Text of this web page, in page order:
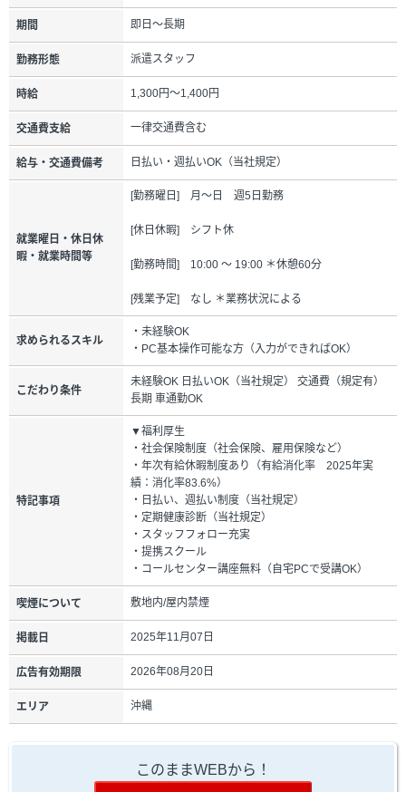
期間 即日～長期
勤務形態 派遣スタッフ
時給 1,300円～1,400円
交通費支給 一律交通費含む
給与・交通費備考 日払い・週払いOK（当社規定）
就業曜日・休日休
暇・就業時間等
[勤務曜日] 月～日 週5日勤務
[休日休暇] シフト休
[勤務時間] 10:00 ～ 19:00 ＊休憩60分
[残業予定] なし ＊業務状況による
求められるスキル
・未経験OK
・PC基本操作可能な方（入力ができればOK）
こだわり条件
未経験OK 日払いOK（当社規定） 交通費（規定有）
長期 車通勤OK
特記事項
▼福利厚生
・社会保険制度（社会保険、雇用保険など）
・年次有給休暇制度あり（有給消化率 2025年実
績：消化率83.6%）
・日払い、週払い制度（当社規定）
・定期健康診断（当社規定）
・スタッフフォロー充実
・提携スクール
・コールセンター講座無料（自宅PCで受講OK）
喫煙について 敷地内/屋内禁煙
掲載日 2025年11月07日
広告有効期限 2026年08月20日
エリア 沖縄
このままWEBから！